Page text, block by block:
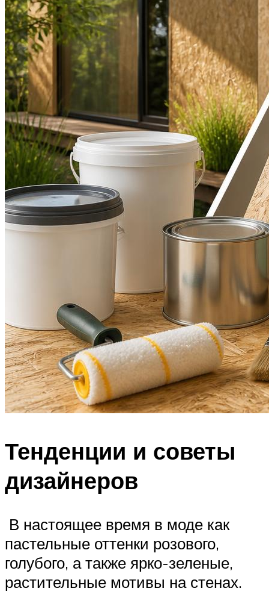
Тенденции и советы
дизайнеров
В настоящее время в моде как
пастельные оттенки розового,
голубого, а также ярко-зеленые,
растительные мотивы на стенах.